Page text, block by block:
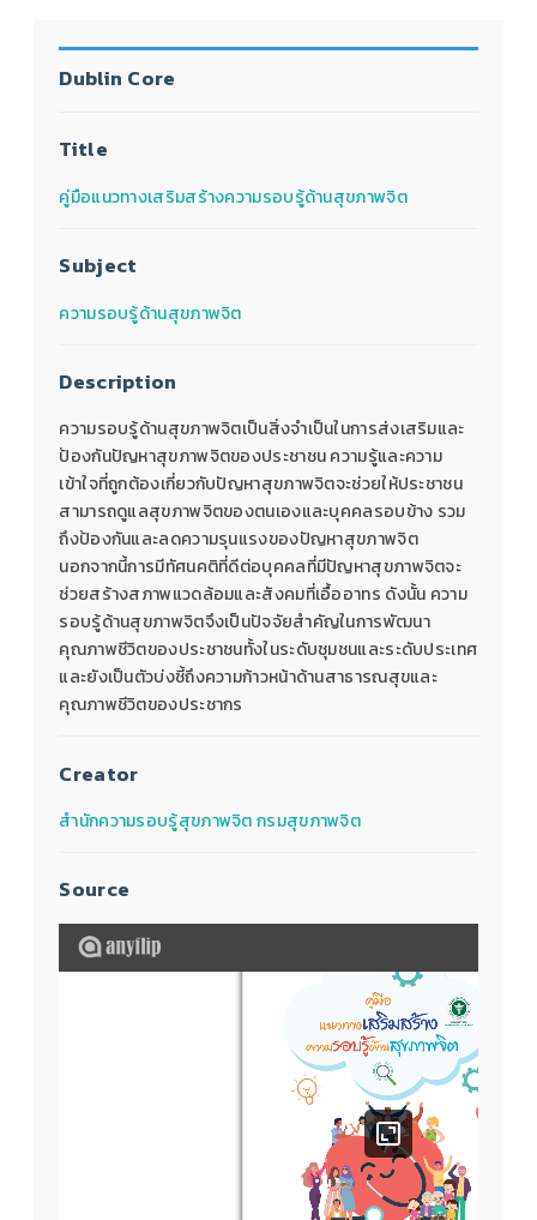
Dublin Core
Title
คู่มือแนวทางเสริมสร้างความรอบรู้ด้านสุขภาพจิต
Subject
ความรอบรู้ด้านสุขภาพจิต
Description
ความรอบรู้ด้านสุขภาพจิตเป็นสิ่งจำเป็นในการส่งเสริมและ
ป้องกันปัญหาสุขภาพจิตของประชาชน ความรู้และความ
เข้าใจที่ถูกต้องเกี่ยวกับปัญหาสุขภาพจิตจะช่วยให้ประชาชน
สามารถดูแลสุขภาพจิตของตนเองและบุคคลรอบข้าง รวม
ถึงป้องกันและลดความรุนแรงของปัญหาสุขภาพจิต
นอกจากนี้การมีทัศนคติที่ดีต่อบุคคลที่มีปัญหาสุขภาพจิตจะ
ช่วยสร้างสภาพแวดล้อมและสังคมที่เอื้ออาทร ดังนั้น ความ
รอบรู้ด้านสุขภาพจิตจึงเป็นปัจจัยสำคัญในการพัฒนา
คุณภาพชีวิตของประชาชนทั้งในระดับชุมชนและระดับประเทศ
และยังเป็นตัวบ่งชี้ถึงความก้าวหน้าด้านสาธารณสุขและ
คุณภาพชีวิตของประชากร
Creator
สำนักความรอบรู้สุขภาพจิต กรมสุขภาพจิต
Source